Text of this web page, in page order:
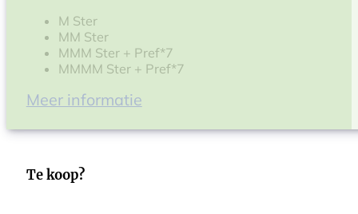
M Ster
MM Ster
MMM Ster + Pref*7
MMMM Ster + Pref*7
Meer informatie
Te koop?